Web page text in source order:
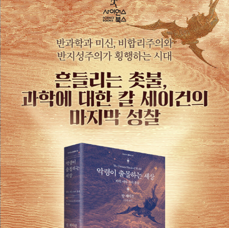
받았다. 그의 저서 『코스모스(Cosmos)』는 지금까지 영어로 출판된
과학책 중 가장 많이 판매되었고 30여 권의 저서 중 『에덴의 용(The
Dragons of Eden)』(1978년)은 퓰리처상을 수상했다. 외계 생물과
의 교신을 다룬 소설 『콘택트(Contact)』(1985년)는 1997년에 영화
로 상영되어 전 세계에 감동을 선사했다. 이 외에도 『우주의 지적 생
명(Intelligent Life in the Universe)』(1966년), 『우주적 연관성(Th
e Cosmic Connection)』(1973년), 『화성과 인간의 마음(Mars and
the Mind of Man)』(1973년) 『브로카의 뇌 (Broca's Brain)』(1974
년), 『다른 세계들(Other Worlds)』』(1975), 『창백한 푸른 점(Pale
blue dot)』(1994년), 『악령이 출몰하는 세상(The Demon haunted
world)』(1995년), 『에필로그(Billions & Billions)』(1997년) 등을 썼
다. 평생 동안 우주에 대한 꿈과 희망을 일구었던 그는 1996년 12월
20일에 골수성 백혈병으로 세상을 떠났다.